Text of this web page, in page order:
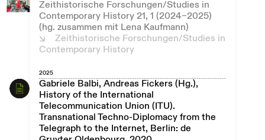
Zeithistorische Forschungen/Studies in
Contemporary History 21, 1 (2024–2025)
(hg. zusammen mit Lena Kaufmann)
Zeithistorische Forschungen/Studies in
Contemporary History
2025
Gabriele Balbi, Andreas Fickers (Hg.),
History of the International
Telecommunication Union (ITU).
Transnational Techno-Diplomacy from the
Telegraph to the Internet, Berlin: de